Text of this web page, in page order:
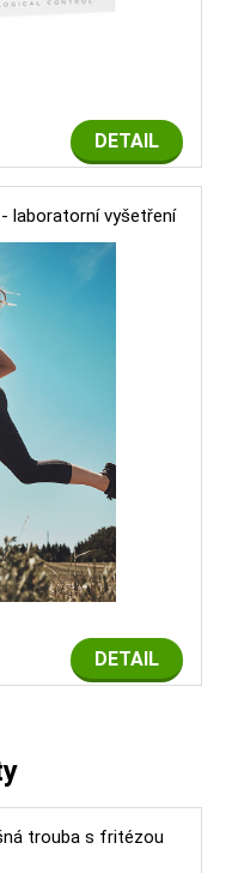
DETAIL
laboratorní vyšetření
DETAIL
trouba s fritézou